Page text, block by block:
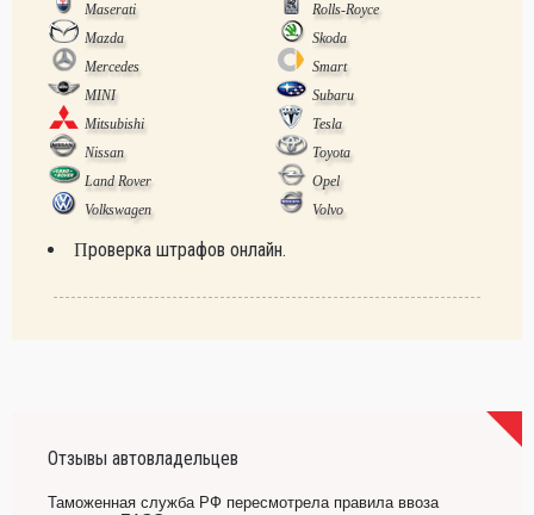
Maserati
Rolls-Royce
Mazda
Skoda
Mercedes
Smart
MINI
Subaru
Mitsubishi
Tesla
Nissan
Toyota
Land Rover
Opel
Volkswagen
Volvo
Проверка штрафов онлайн.
Отзывы автовладельцев
Таможенная служба РФ пересмотрела правила ввоза